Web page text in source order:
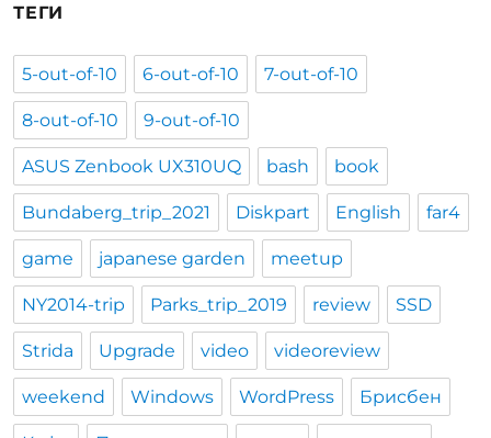
ТЕГИ
5-out-of-10 6-out-of-10 7-out-of-10
8-out-of-10 9-out-of-10
ASUS Zenbook UX310UQ bash book
Bundaberg_trip_2021 Diskpart English far4
game japanese garden meetup
NY2014-trip Parks_trip_2019 review SSD
Strida Upgrade video videoreview
weekend Windows WordPress Брисбен